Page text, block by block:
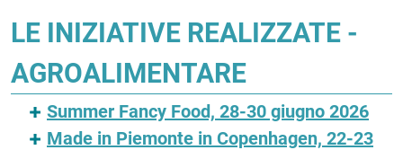
LE INIZIATIVE REALIZZATE -
AGROALIMENTARE
Summer Fancy Food, 28-30 giugno 2026
Made in Piemonte in Copenhagen, 22-23